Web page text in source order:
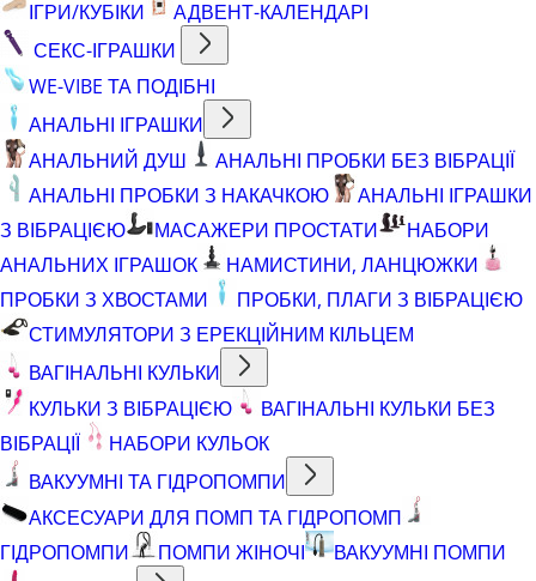
ІГРИ/КУБІКИ
АДВЕНТ-КАЛЕНДАРІ
СЕКС-ІГРАШКИ
WE-VIBE ТА ПОДІБНІ
АНАЛЬНІ ІГРАШКИ
АНАЛЬНИЙ ДУШ
АНАЛЬНІ ПРОБКИ БЕЗ ВІБРАЦІЇ
АНАЛЬНІ ПРОБКИ З НАКАЧКОЮ
АНАЛЬНІ ІГРАШКИ
З ВІБРАЦІЄЮ
МАСАЖЕРИ ПРОСТАТИ
НАБОРИ
АНАЛЬНИХ ІГРАШОК
НАМИСТИНИ, ЛАНЦЮЖКИ
ПРОБКИ З ХВОСТАМИ
ПРОБКИ, ПЛАГИ З ВІБРАЦІЄЮ
СТИМУЛЯТОРИ З ЕРЕКЦІЙНИМ КІЛЬЦЕМ
ВАГІНАЛЬНІ КУЛЬКИ
КУЛЬКИ З ВІБРАЦІЄЮ
ВАГІНАЛЬНІ КУЛЬКИ БЕЗ
ВІБРАЦІЇ
НАБОРИ КУЛЬОК
ВАКУУМНІ ТА ГІДРОПОМПИ
АКСЕСУАРИ ДЛЯ ПОМП ТА ГІДРОПОМП
ГІДРОПОМПИ
ПОМПИ ЖІНОЧІ
ВАКУУМНІ ПОМПИ